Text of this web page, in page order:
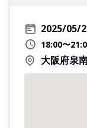
2025/05/
18:00〜
大阪府泉